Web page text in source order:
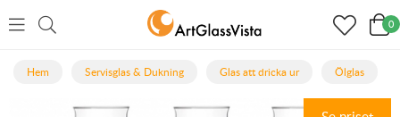
0
Hem Servisglas & Dukning Glas att dricka ur Ölglas